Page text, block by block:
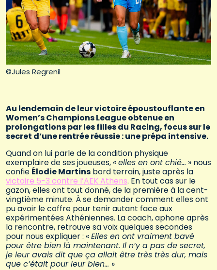
©Jules Regrenil
Au lendemain de leur victoire époustouflante en
Women’s Champions League obtenue en
prolongations par les filles du Racing, focus sur le
secret d’une rentrée réussie : une prépa intensive.
Quand on lui parle de la condition physique
exemplaire de ses joueuses, «elles en ont chié… » nous
confie Élodie Martins bord terrain, juste après la
victoire 5-3 contre l’AEK Athens. En tout cas sur le
gazon, elles ont tout donné, de la première à la cent-
vingtième minute. À se demander comment elles ont
pu avoir le coffre pour tenir autant face aux
expérimentées Athéniennes. La coach, aphone après
la rencontre, retrouve sa voix quelques secondes
pour nous expliquer : «Elles en ont vraiment bavé
pour être bien là maintenant. Il n’y a pas de secret,
je leur avais dit que ça allait être très très dur, mais
que c’était pour leur bien… »